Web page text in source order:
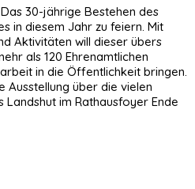
30-jährige Bestehen des
in diesem Jahr zu feiern. Mit
Aktivitäten will dieser übers
als 120 Ehrenamtlichen
in die Öffentlichkeit bringen.
Ausstellung über die vielen
im Rathausfoyer Ende